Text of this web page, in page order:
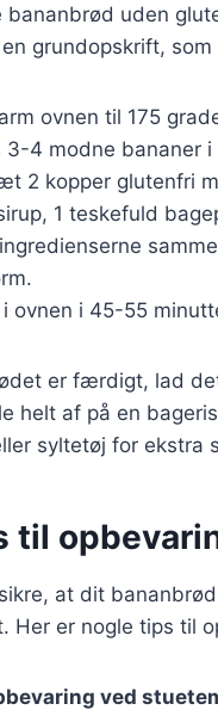
bananbrød uden
grundopskrift,
ovnen til 175
3-4 modne bananer i
2 kopper glutenfri
1 teskefuld
i ovnen i 45-55
er færdigt, lad
helt af på en
syltetøj for ekstra
til
at dit
Her er nogle tips til
ved